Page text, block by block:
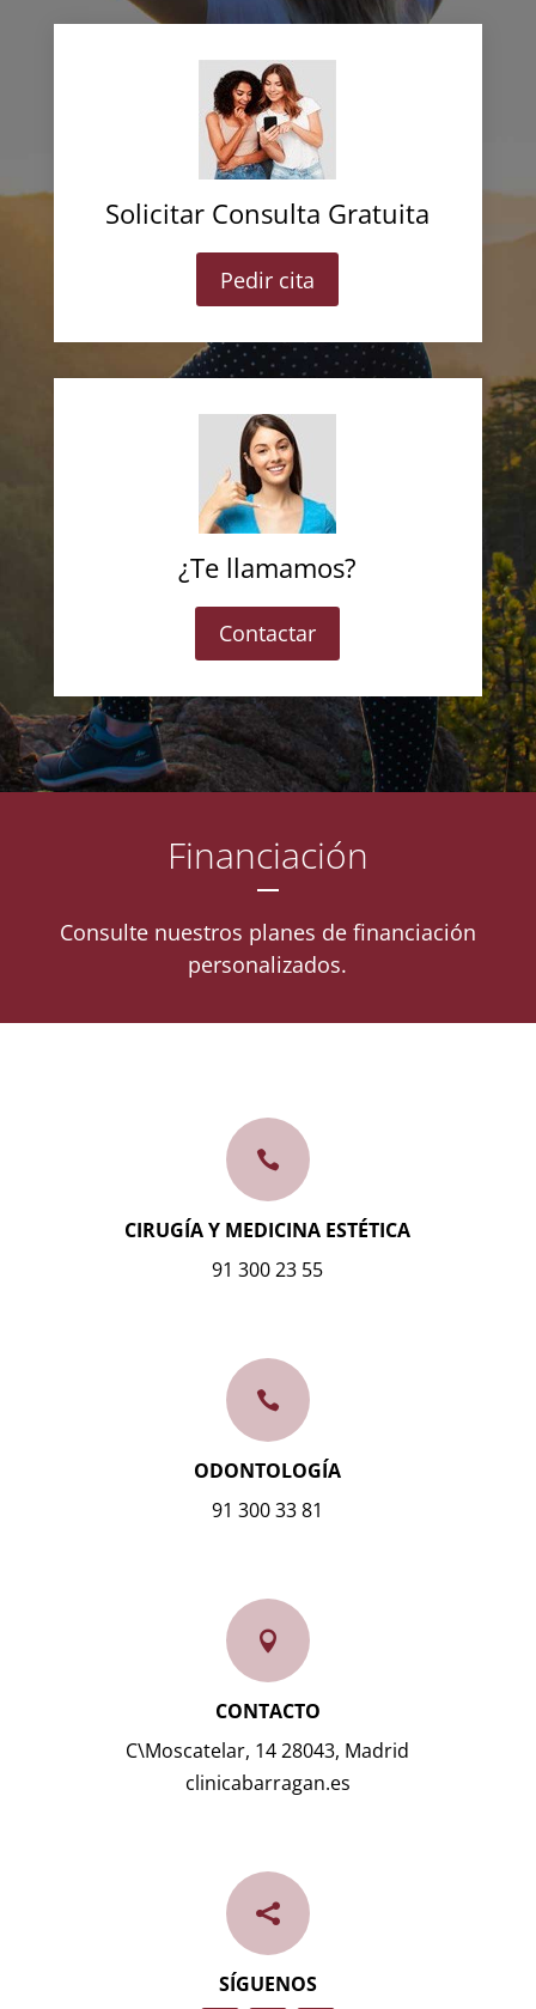
Solicitar Consulta Gratuita
Pedir cita
¿Te llamamos?
Contactar
Financiación
Consulte nuestros planes de financiación
personalizados.

CIRUGÍA Y MEDICINA ESTÉTICA
91 300 23 55

ODONTOLOGÍA
91 300 33 81

CONTACTO
C\Moscatelar, 14 28043, Madrid
clinicabarragan.es

SÍGUENOS